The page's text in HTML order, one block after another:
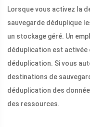
Lorsque vous activez la
sauvegarde déduplique
un stockage géré. Un
déduplication est activée
déduplication. Si vous
destinations de
déduplication des
des ressources.